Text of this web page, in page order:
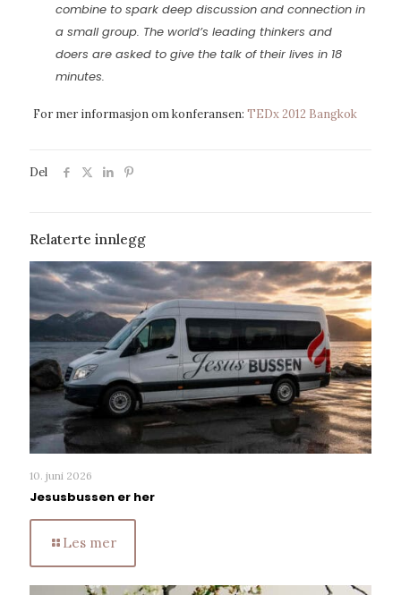
combine to spark deep discussion and connection in
a small group. The world’s leading thinkers and
doers are asked to give the talk of their lives in 18
minutes.
For mer informasjon om konferansen: TEDx 2012 Bangkok
Del
Relaterte innlegg
10. juni 2026
Jesusbussen er her
Les mer